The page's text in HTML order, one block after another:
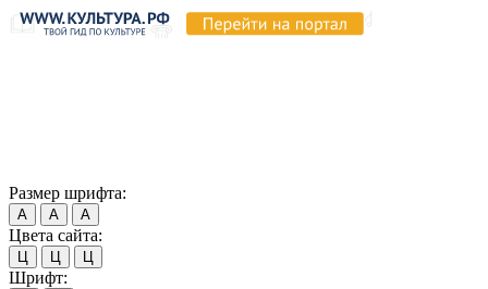
Размер шрифта:
А А А
Цвета сайта:
Ц Ц Ц
Шрифт: